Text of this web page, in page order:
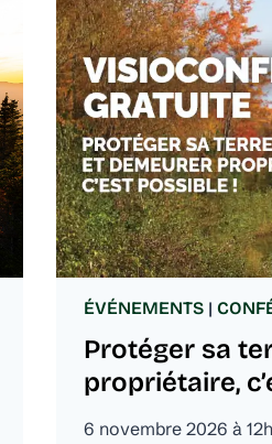
ÉVÉNEMENTS |
Protéger sa
propriétaire,
6 novembre 2026 à